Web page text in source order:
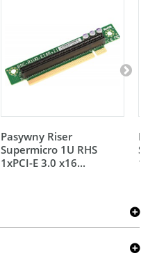
Pasywny Riser
Supermicro 1U RHS
1xPCI-E 3.0 x16...